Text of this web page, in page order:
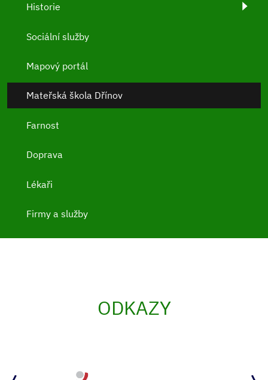
Historie
Sociální služby
Mapový portál
Mateřská škola Dřínov
Farnost
Doprava
Lékaři
Firmy a služby
ODKAZY